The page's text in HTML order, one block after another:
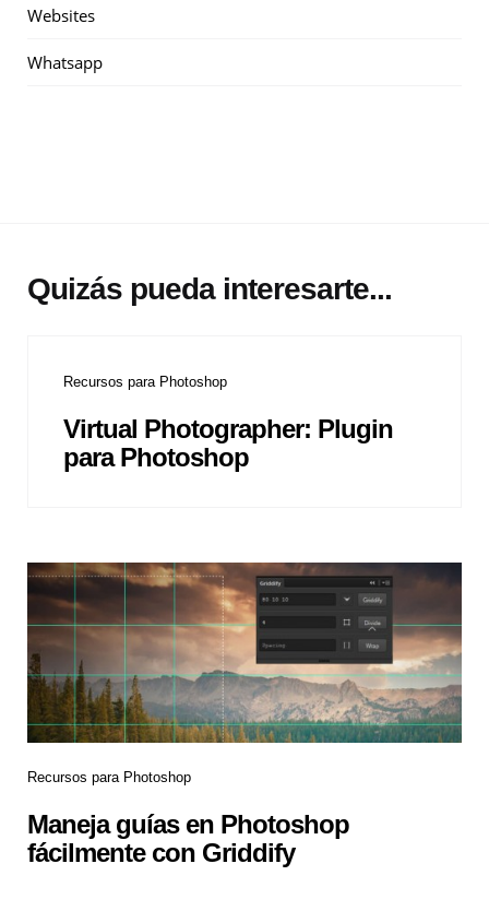
Websites
Whatsapp
Quizás pueda interesarte...
Recursos para Photoshop
Virtual Photographer: Plugin
para Photoshop
Recursos para Photoshop
Maneja guías en Photoshop
fácilmente con Griddify